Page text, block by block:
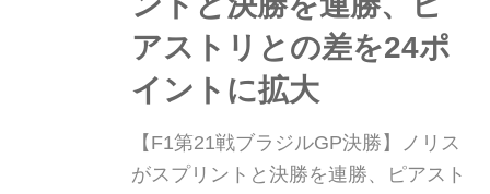
の結果、注...
アストリとの差を24ポ
イントに拡大
【F1第21戦ブラジルGP決勝】ノリス
がスプリントと決勝を連勝、ピアスト